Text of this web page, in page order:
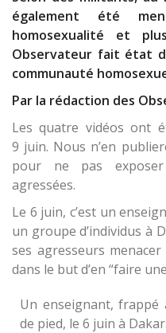
également été
homosexualité et
Observateur fait état
communauté
Par la rédaction des
Les quatre vidéos ont
9 juin. Nous n’en
pour ne pas exposer
agressées.
Le 6 juin, c’est un
un groupe d’individus à
ses agresseurs
dans le but d’en “faire
Un enseignant, frappé
de pied, le 6 juin à